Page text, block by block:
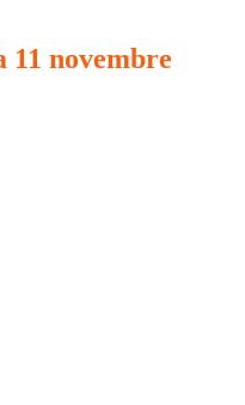
11 novembre